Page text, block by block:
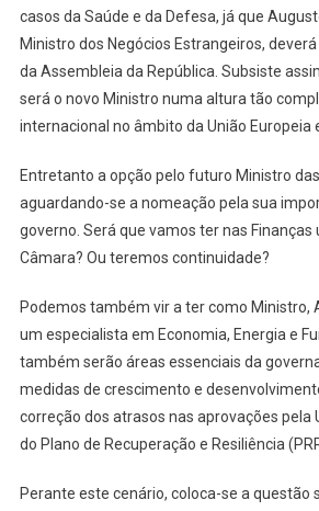
casos da Saúde e da Defesa, já que
Ministro dos Negócios Estrangeiros,
da Assembleia da República. Subsiste
será o novo Ministro numa altura tão
internacional no âmbito da União Europeia
Entretanto a opção pelo futuro Ministro
aguardando-se a nomeação pela sua
governo. Será que vamos ter nas
Câmara? Ou teremos continuidade?
Podemos também vir a ter como Ministro,
um especialista em Economia, Energia e
também serão áreas essenciais da
medidas de crescimento e
correção dos atrasos nas aprovações pela
do Plano de Recuperação e Resiliência
Perante este cenário, coloca-se a questão